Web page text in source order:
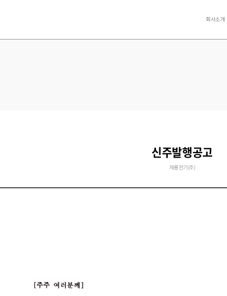
회사소개
신주발행공고
제룡전기(주)